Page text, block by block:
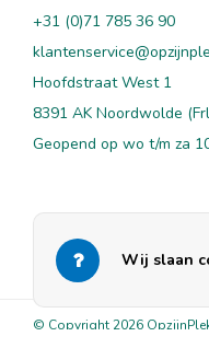
+31 (0)71 785 36 90
Hoofdstraat West 1
8391 AK Noordwolde
Geopend op wo t/m za
© Copyright 2026
Wij slaan